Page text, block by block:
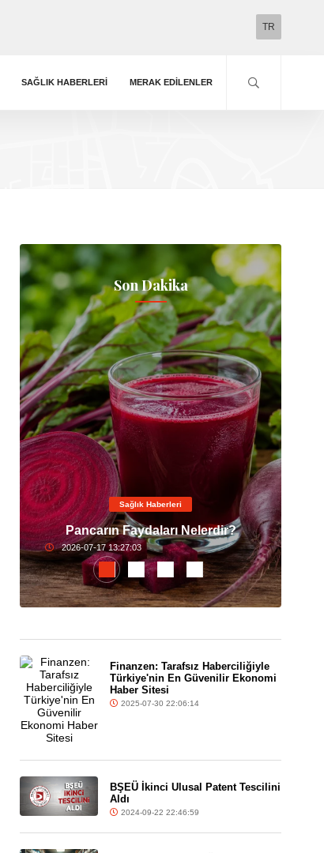
TR
SAĞLIK HABERLERI MERAK EDILENLER
Son Dakika
Sağlık Haberleri
Pancarın Faydaları Nelerdir?
2026-07-17 13:27:03
Finanzen: Tarafsız Haberciliğiyle
Türkiye'nin En Güvenilir Ekonomi
Haber Sitesi
2025-07-30 22:06:14
BŞEÜ İkinci Ulusal Patent Tescilini
Aldı
2024-09-22 22:46:59